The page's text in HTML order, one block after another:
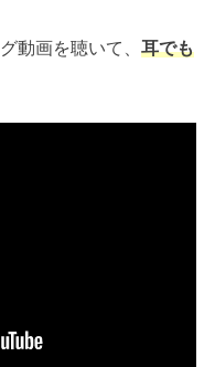
動画を聴いて、耳でも